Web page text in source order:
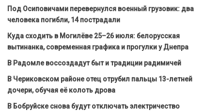
Под Осиповичами перевернулся военный грузовик: два
человека погибли, 14 пострадали
Куда сходить в Могилёве 25–26 июля: белорусская
вытинанка, современная графика и прогулки у Днепра
В Радомле воссоздадут быт и традиции радимичей
В Чериковском районе отец отрубил пальцы 13-летней
дочери, обучая её колоть дрова
В Бобруйске снова будут отключать электричество